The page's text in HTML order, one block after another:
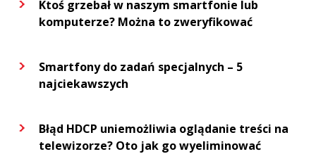
Ktoś grzebał w naszym smartfonie lub
komputerze? Można to zweryfikować
Smartfony do zadań specjalnych – 5
najciekawszych
Błąd HDCP uniemożliwia oglądanie treści na
telewizorze? Oto jak go wyeliminować